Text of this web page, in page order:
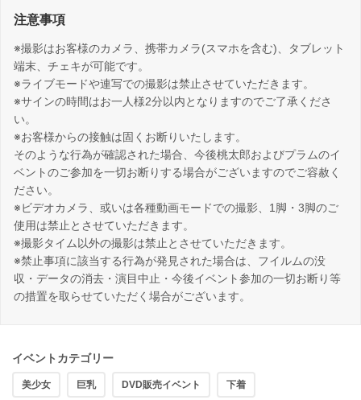
注意事項
※撮影はお客様のカメラ、携帯カメラ(スマホを含む)、タブレット
端末、チェキが可能です。
※ライブモードや連写での撮影は禁止させていただきます。
※サインの時間はお一人様2分以内となりますのでご了承くださ
い。
※お客様からの接触は固くお断りいたします。
そのような行為が確認された場合、今後桃太郎およびプラムのイ
ベントのご参加を一切お断りする場合がございますのでご容赦く
ださい。
※ビデオカメラ、或いは各種動画モードでの撮影、1脚・3脚のご
使用は禁止とさせていただきます。
※撮影タイム以外の撮影は禁止とさせていただきます。
※禁止事項に該当する行為が発見された場合は、フイルムの没
収・データの消去・演目中止・今後イベント参加の一切お断り等
の措置を取らせていただく場合がございます。
イベントカテゴリー
美少女 巨乳 DVD販売イベント 下着